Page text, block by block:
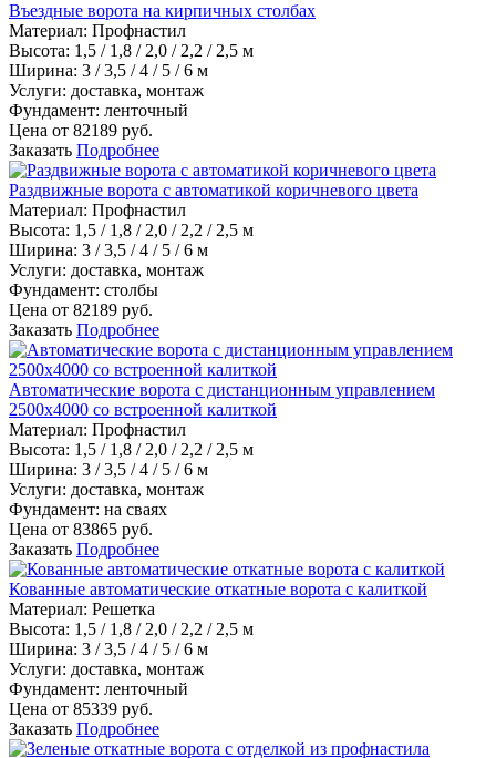
Въездные ворота на кирпичных столбах
Материал: Профнастил
Высота: 1,5 / 1,8 / 2,0 / 2,2 / 2,5 м
Ширина: 3 / 3,5 / 4 / 5 / 6 м
Услуги: доставка, монтаж
Фундамент: ленточный
Цена от 82189 руб.
Заказать Подробнее
Раздвижные ворота с автоматикой коричневого цвета
Материал: Профнастил
Высота: 1,5 / 1,8 / 2,0 / 2,2 / 2,5 м
Ширина: 3 / 3,5 / 4 / 5 / 6 м
Услуги: доставка, монтаж
Фундамент: столбы
Цена от 82189 руб.
Заказать Подробнее
Автоматические ворота с дистанционным управлением
2500х4000 со встроенной калиткой
Материал: Профнастил
Высота: 1,5 / 1,8 / 2,0 / 2,2 / 2,5 м
Ширина: 3 / 3,5 / 4 / 5 / 6 м
Услуги: доставка, монтаж
Фундамент: на сваях
Цена от 83865 руб.
Заказать Подробнее
Кованные автоматические откатные ворота с калиткой
Материал: Решетка
Высота: 1,5 / 1,8 / 2,0 / 2,2 / 2,5 м
Ширина: 3 / 3,5 / 4 / 5 / 6 м
Услуги: доставка, монтаж
Фундамент: ленточный
Цена от 85339 руб.
Заказать Подробнее